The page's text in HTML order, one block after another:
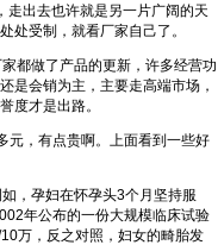
出去也许就是另一片广阔的天
处受制，就看厂家自己了。
都做了产品的更新，许多经营功
是会销为主，主要走高端市场，
度才是出路。
，有点贵啊。上面看到一些好
，孕妇在怀孕头3个月坚持服
年公布的一份大规模临床试验
万，反之对照，妇女的畸胎发